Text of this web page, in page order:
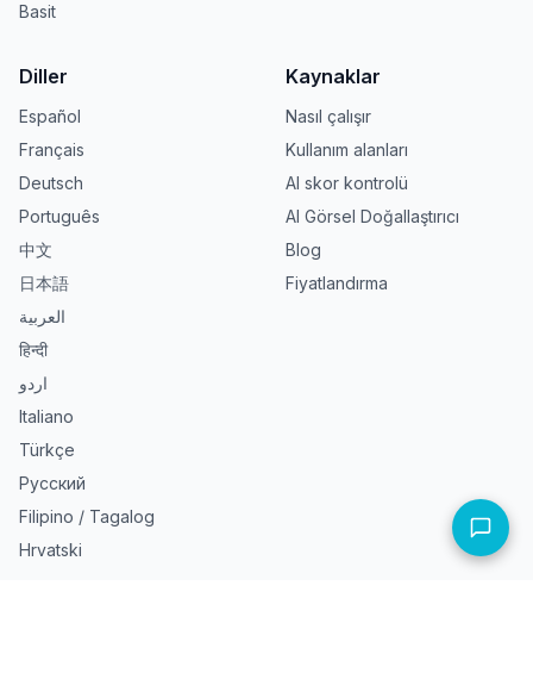
Basit
Diller
Español
Français
Deutsch
Português
中文
日本語
العربية
हिन्दी
اردو
Italiano
Türkçe
Русский
Filipino / Tagalog
Hrvatski
Kaynaklar
Nasıl çalışır
Kullanım alanları
AI skor kontrolü
AI Görsel Doğallaştırıcı
Blog
Fiyatlandırma